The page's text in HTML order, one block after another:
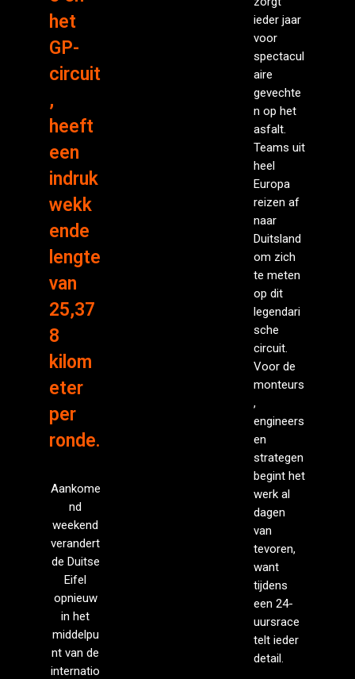
het
GP-
circuit
,
heeft
een
indruk
wekk
ende
lengte
van
25,37
8
kilom
eter
per
ronde.
Aankome
nd
weekend
verandert
de Duitse
Eifel
opnieuw
in het
middelpu
nt van de
internatio
ieder jaar
voor
spectacul
aire
gevechte
n op het
asfalt.
Teams uit
heel
Europa
reizen af
naar
Duitsland
om zich
te meten
op dit
legendari
sche
circuit.
Voor de
monteurs
,
engineers
en
strategen
begint het
werk al
dagen
van
tevoren,
want
tijdens
een 24-
uursrace
telt ieder
detail.